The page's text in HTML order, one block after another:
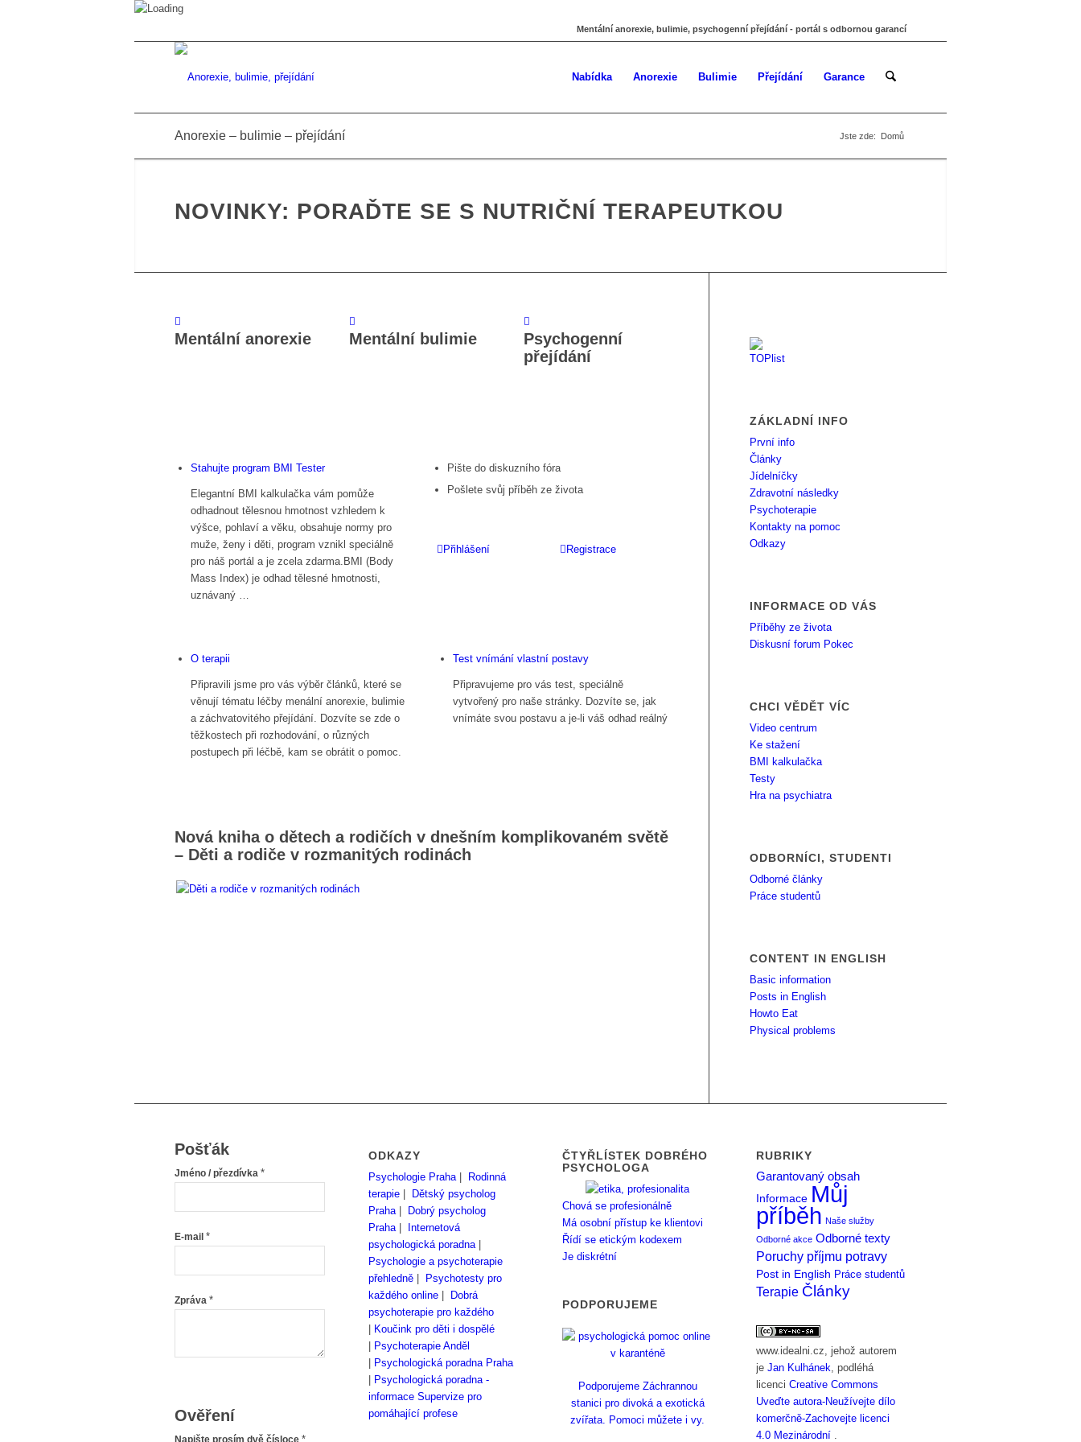
Mentální anorexie, bulimie, psychogenní přejídání - portál s odbornou garancí
Nabídka Anorexie Bulimie Přejídání Garance
Anorexie – bulimie – přejídání Jste zde: Domů
NOVINKY: PORAĎTE SE S NUTRIČNÍ TERAPEUTKOU
Mentální anorexie Mentální bulimie
Psychogenní
přejídání
Stahujte program BMI Tester
Elegantní BMI kalkulačka vám pomůže
odhadnout tělesnou hmotnost vzhledem k
výšce, pohlaví a věku, obsahuje normy pro
muže, ženy i děti, program vznikl speciálně
pro náš portál a je zcela zdarma.BMI (Body
Mass Index) je odhad tělesné hmotnosti,
uznávaný …
Pište do diskuzního fóra
Pošlete svůj příběh ze života
Přihlášení Registrace
O terapii
Připravili jsme pro vás výběr článků, které se
věnují tématu léčby menální anorexie, bulimie
a záchvatovitého přejídání. Dozvíte se zde o
těžkostech při rozhodování, o různých
postupech při léčbě, kam se obrátit o pomoc.
Test vnímání vlastní postavy
Připravujeme pro vás test, speciálně
vytvořený pro naše stránky. Dozvíte se, jak
vnímáte svou postavu a je-li váš odhad reálný
Nová kniha o dětech a rodičích v dnešním komplikovaném světě
– Děti a rodiče v rozmanitých rodinách
ZÁKLADNÍ INFO
První info
Články
Jídelníčky
Zdravotní následky
Psychoterapie
Kontakty na pomoc
Odkazy
INFORMACE OD VÁS
Příběhy ze života
Diskusní forum Pokec
CHCI VĚDĚT VÍC
Video centrum
Ke stažení
BMI kalkulačka
Testy
Hra na psychiatra
ODBORNÍCI, STUDENTI
Odborné články
Práce studentů
CONTENT IN ENGLISH
Basic information
Posts in English
Howto Eat
Physical problems
Pošťák
Jméno / přezdívka *
E-mail *
Zpráva *
Ověření
Napište prosím dvě čísloce *
ODKAZY
Psychologie Praha|
Rodinná
terapie
Dětský psycholog
Praha|
Dobrý psycholog
Praha|
Internetová
psychologická poradna|
Psychologie a psychoterapie
přehledně
Psychotesty pro
každého online
Dobrá
psychoterapie pro každého
Koučink pro děti i dospělé
Psychoterapie Anděl
Psychologická poradna Praha
Psychologická poradna -
informace Supervize pro
pomáhající profese
ČTYŘLÍSTEK DOBRÉHO
PSYCHOLOGA
Chová se profesionálně
Má osobní přístup ke klientovi
Řídí se etickým kodexem
Je diskrétní
PODPORUJEME
Podporujeme Záchrannou
stanici pro divoká a exotická
zvířata. Pomoci můžete i vy.
RUBRIKY
Garantovaný obsah
Informace Můj
příběh Naše služby
Odborné akce Odborné texty
Poruchy příjmu potravy
Post in English Práce studentů
Terapie Články
www.idealni.cz, jehož autorem
jeJan Kulhánek, podléhá
licenciCreative Commons
Uveďte autora-Neužívejte dílo
komerčně-Zachovejte licenci
4.0 Mezinárodní .